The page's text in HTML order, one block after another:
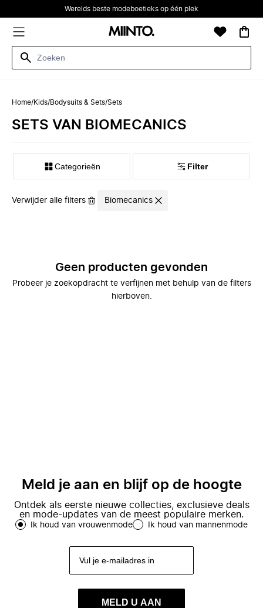
Werelds beste modeboetieks op één plek
Home/Kids/Bodysuits & Sets/Sets
SETS VAN BIOMECANICS
Categorieën Filter
Verwijder alle filters Biomecanics
Geen producten gevonden
Probeer je zoekopdracht te verfijnen met behulp van de filters
hierboven.
Meld je aan en blijf op de hoogte
Ontdek als eerste nieuwe collecties, exclusieve deals
en mode-updates van de meest populaire merken.
Ik houd van vrouwenmode Ik houd van mannenmode
MELD U AAN